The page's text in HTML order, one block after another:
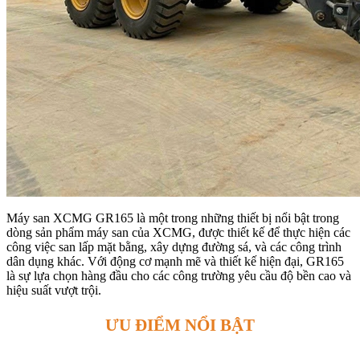
Máy san XCMG GR165 là một trong những thiết bị nổi bật trong
dòng sản phẩm máy san của XCMG, được thiết kế để thực hiện các
công việc san lấp mặt bằng, xây dựng đường sá, và các công trình
dân dụng khác. Với động cơ mạnh mẽ và thiết kế hiện đại, GR165
là sự lựa chọn hàng đầu cho các công trường yêu cầu độ bền cao và
hiệu suất vượt trội.
ƯU ĐIỂM NỔI BẬT